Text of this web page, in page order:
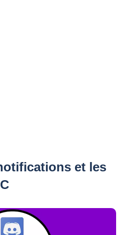
et les